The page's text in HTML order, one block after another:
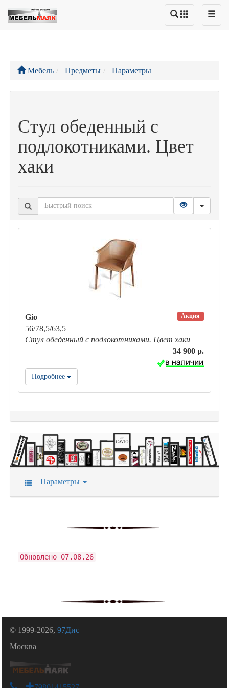
Мебель Предметы Параметры
Стул обеденный с
подлокотниками. Цвет
хаки
Акция
Gio
56/78,5/63,5
Стул обеденный с подлокотниками. Цвет хаки
34 900 р.
Подробнее
Параметры
Обновлено 07.08.26
© 1999-2026,97Дис
Москва